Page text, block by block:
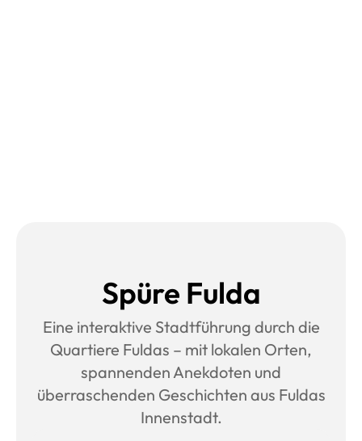
Spüre Fulda
Eine interaktive Stadtführung durch die
Quartiere Fuldas – mit lokalen Orten,
spannenden Anekdoten und
überraschenden Geschichten aus Fuldas
Innenstadt.